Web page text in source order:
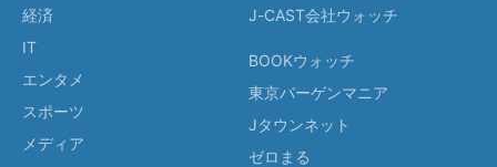
経済
IT
エンタメ
スポーツ
メディア
J-CAST会社ウォッチ
BOOKウォッチ
東京バーゲンマニア
Jタウンネット
ゼロまる